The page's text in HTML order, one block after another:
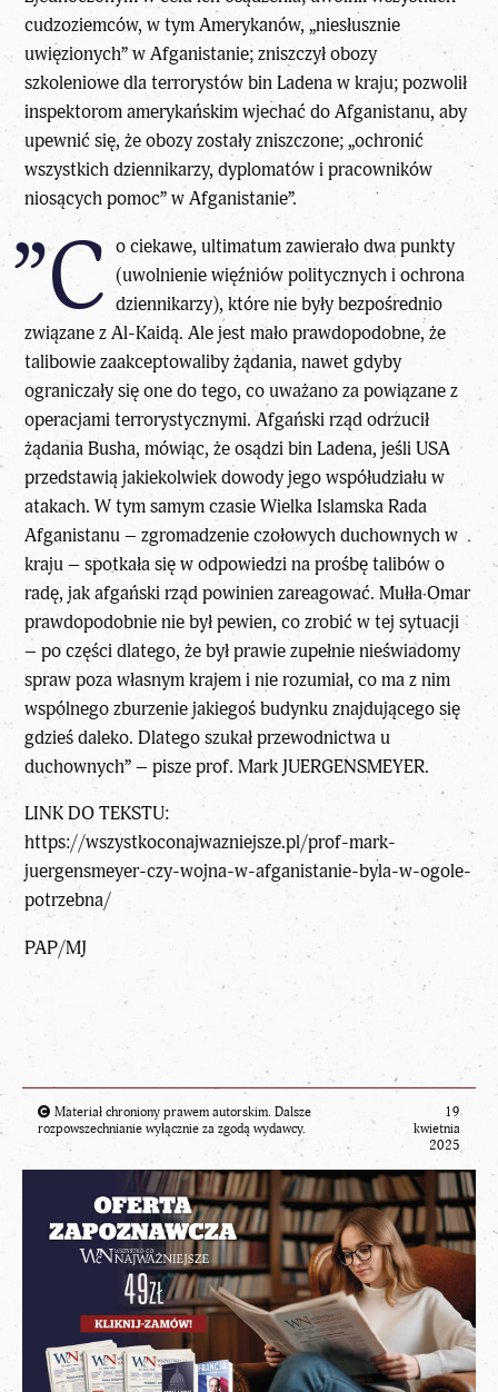
cudzoziemców, w tym Amerykanów, „niesłusznie
uwięzionych” w Afganistanie; zniszczył obozy
szkoleniowe dla terrorystów bin Ladena w kraju; pozwolił
inspektorom amerykańskim wjechać do Afganistanu, aby
upewnić się, że obozy zostały zniszczone; „ochronić
wszystkich dziennikarzy, dyplomatów i pracowników
niosących pomoc” w Afganistanie”.
”C o ciekawe, ultimatum zawierało dwa punkty
(uwolnienie więźniów politycznych i ochrona
dziennikarzy), które nie były bezpośrednio
związane z Al-Kaidą. Ale jest mało prawdopodobne, że
talibowie zaakceptowaliby żądania, nawet gdyby
ograniczały się one do tego, co uważano za powiązane z
operacjami terrorystycznymi. Afgański rząd odrzucił
żądania Busha, mówiąc, że osądzi bin Ladena, jeśli USA
przedstawią jakiekolwiek dowody jego współudziału w
atakach. W tym samym czasie Wielka Islamska Rada
Afganistanu – zgromadzenie czołowych duchownych w
kraju – spotkała się w odpowiedzi na prośbę talibów o
radę, jak afgański rząd powinien zareagować. Mułła Omar
prawdopodobnie nie był pewien, co zrobić w tej sytuacji
– po części dlatego, że był prawie zupełnie nieświadomy
spraw poza własnym krajem i nie rozumiał, co ma z nim
wspólnego zburzenie jakiegoś budynku znajdującego się
gdzieś daleko. Dlatego szukał przewodnictwa u
duchownych” – piszeprof. Mark JUERGENSMEYER.
LINK DO TEKSTU:
https://wszystkoconajwazniejsze.pl/prof-mark-
juergensmeyer-czy-wojna-w-afganistanie-byla-w-ogole-
potrzebna/
PAP/MJ
Materiał chroniony prawem autorskim. Dalsze
rozpowszechnianie wyłącznie za zgodą wydawcy.
19
kwietnia
2025